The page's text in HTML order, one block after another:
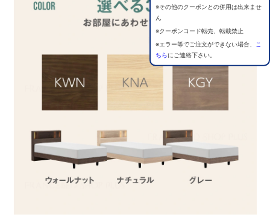
※その他のクーポンとの併用は出来ませ
ん
※クーポンコード転売、転載禁止
※エラー等でご注文ができない場合、
こ
ちらにご連絡下さい。